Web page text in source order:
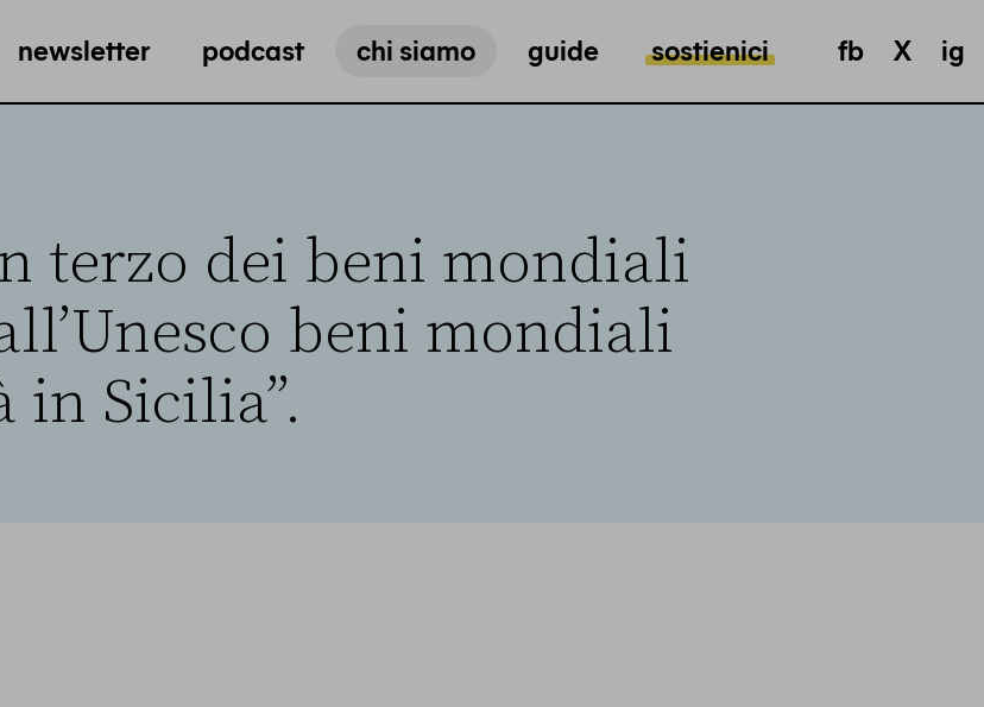
newsletter podcast chi siamo guide sostienici fb X ig
terzo dei beni mondiali
beni mondiali
in Sicilia”.